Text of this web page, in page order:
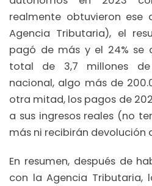
realmente obtuvieron
Agencia Tributaria), el
pagó de más y el 24% se
total de 3,7 millones
nacional, algo más de
otra mitad, los pagos de
a sus ingresos reales (no
más ni recibirán devolución
En resumen, después de
con la Agencia Tributaria,